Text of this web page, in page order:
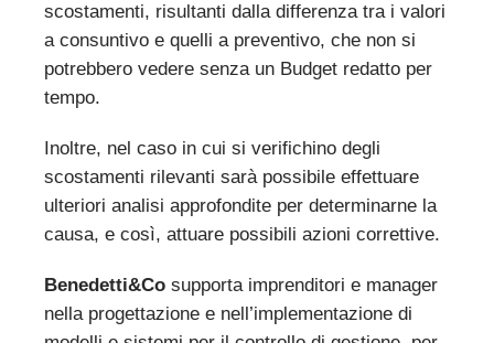
scostamenti, risultanti dalla differenza tra i valori
a consuntivo e quelli a preventivo, che non si
potrebbero vedere senza un Budget redatto per
tempo.
Inoltre, nel caso in cui si verifichino degli
scostamenti rilevanti sarà possibile effettuare
ulteriori analisi approfondite per determinarne la
causa, e così, attuare possibili azioni correttive.
Benedetti&Cosupporta imprenditori e manager
nella progettazione e nell’implementazione di